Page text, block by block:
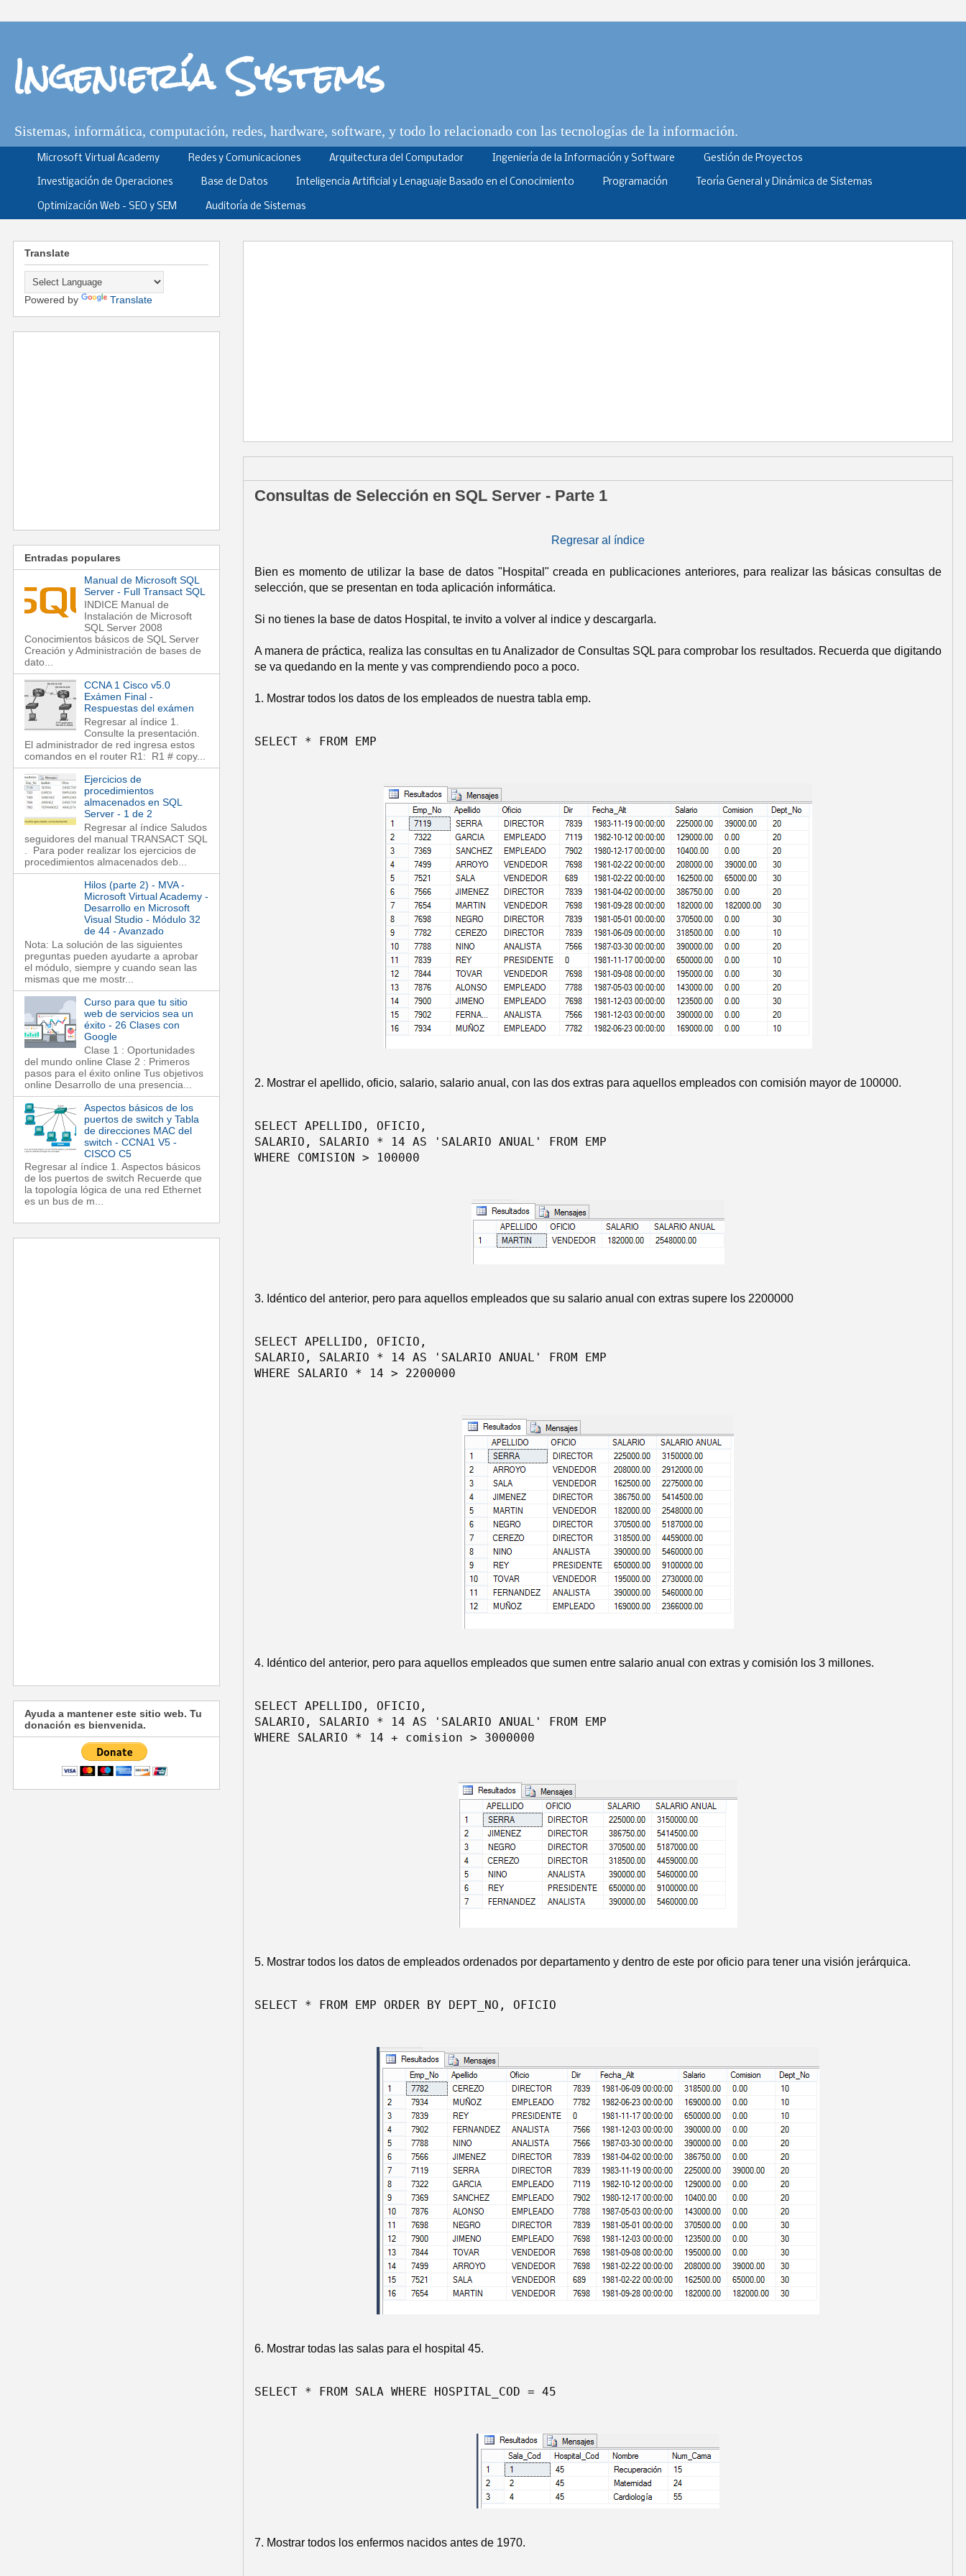
Ingeniería Systems
Sistemas, informática, computación, redes, hardware, software, y todo lo relacionado con las tecnologías de la información.
Microsoft Virtual Academy Redes y Comunicaciones Arquitectura del Computador Ingeniería de la Información y Software Gestión de Proyectos
Investigación de Operaciones Base de Datos Inteligencia Artificial y Lenaguaje Basado en el Conocimiento Programación Teoría General y Dinámica de Sistemas
Optimización Web - SEO y SEM Auditoría de Sistemas
Consultas de Selección en SQL Server - Parte 1
Regresar al índice
Bien es momento de utilizar la base de datos "Hospital" creada en publicaciones anteriores, para realizar las básicas consultas de
selección, que se presentan en toda aplicación informática.
Si no tienes la base de datos Hospital, te invito a volver al indice y descargarla.
A manera de práctica, realiza las consultas en tu Analizador de Consultas SQL para comprobar los resultados. Recuerda que digitando
se va quedando en la mente y vas comprendiendo poco a poco.
1. Mostrar todos los datos de los empleados de nuestra tabla emp.
SELECT * FROM EMP
2. Mostrar el apellido, oficio, salario, salario anual, con las dos extras para aquellos empleados con comisión mayor de 100000.
SELECT APELLIDO, OFICIO,
SALARIO, SALARIO * 14 AS 'SALARIO ANUAL' FROM EMP
3. Idéntico del anterior, pero para aquellos empleados que su salario anual con extras supere los 2200000
SELECT APELLIDO, OFICIO,
SALARIO, SALARIO * 14 AS 'SALARIO ANUAL' FROM EMP
WHERE SALARIO * 14 > 2200000
4. Idéntico del anterior, pero para aquellos empleados que sumen entre salario anual con extras y comisión los 3 millones.
SELECT APELLIDO, OFICIO,
SALARIO, SALARIO * 14 AS 'SALARIO ANUAL' FROM EMP
WHERE SALARIO * 14 + comision > 3000000
5. Mostrar todos los datos de empleados ordenados por departamento y dentro de este por oficio para tener una visión jerárquica.
SELECT * FROM EMP ORDER BY DEPT_NO, OFICIO
6. Mostrar todas las salas para el hospital 45.
SELECT * FROM SALA WHERE HOSPITAL_COD = 45
7. Mostrar todos los enfermos nacidos antes de 1970.
Translate
Powered by Translate
Entradas populares
Manual de Microsoft SQL
Server - Full Transact SQL
INDICE Manual de
Instalación de Microsoft
SQL Server 2008
Conocimientos básicos de SQL Server
Creación y Administración de bases de
dato...
CCNA 1 Cisco v5.0
Exámen Final -
Respuestas del exámen
Regresar al índice 1.
Consulte la presentación.
El administrador de red ingresa estos
comandos en el router R1: R1 # copy...
Ejercicios de
procedimientos
almacenados en SQL
Server - 1 de 2
Regresar al índice Saludos
seguidores del manual TRANSACT SQL
. Para poder realizar los ejercicios de
procedimientos almacenados deb...
Hilos (parte 2) - MVA -
Microsoft Virtual Academy -
Desarrollo en Microsoft
Visual Studio - Módulo 32
de 44 - Avanzado
Nota: La solución de las siguientes
preguntas pueden ayudarte a aprobar
el módulo, siempre y cuando sean las
mismas que me mostr...
Curso para que tu sitio
web de servicios sea un
éxito - 26 Clases con
Google
Clase 1 : Oportunidades
del mundo online Clase 2 : Primeros
pasos para el éxito online Tus objetivos
online Desarrollo de una presencia...
Aspectos básicos de los
puertos de switch y Tabla
de direcciones MAC del
switch - CCNA1 V5 -
CISCO C5
Regresar al índice 1. Aspectos básicos
de los puertos de switch Recuerde que
la topología lógica de una red Ethernet
es un bus de m...
Ayuda a mantener este sitio web. Tu
donación es bienvenida.